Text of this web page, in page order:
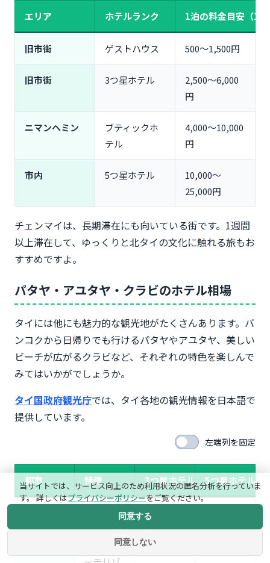
エリア ホテルランク 1泊の料金目安（1
旧市街 ゲストハウス 500〜1,500円
旧市街 3つ星ホテル
2,500〜6,000
円
ニマンヘミン
ブティックホ
テル
4,000〜10,000
円
市内 5つ星ホテル
10,000〜
25,000円
チェンマイは、長期滞在にも向いている街です。1週間
以上滞在して、ゆっくりと北タイの文化に触れる旅もお
すすめですよ。
パタヤ・アユタヤ・クラビのホテル相場
タイには他にも魅力的な観光地がたくさんあります。バ
ンコクから日帰りでも行けるパタヤやアユタヤ、美しい
ビーチが広がるクラビなど、それぞれの特色を楽しんで
みてはいかがでしょうか。
タイ国政府観光庁では、タイ各地の観光情報を日本語で
提供しています。
左端列を固定
都市 特徴 3つ星ホテル目安5つ星ホテル目
バンコク
から約2
時間のビ
3,000〜
7,000円
25,000円
当サイトでは、サービス向上のため利用状況の匿名分析を行っていま
す。 詳しくはプライバシーポリシーをご覧ください。
同意しない
同意する